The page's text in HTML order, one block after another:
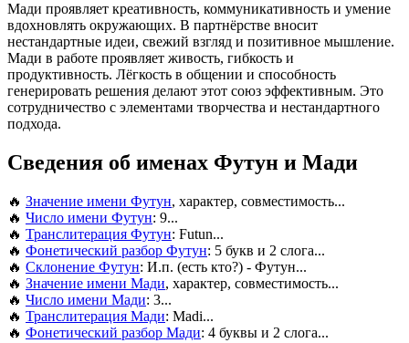
Мади проявляет креативность, коммуникативность и умение
вдохновлять окружающих. В партнёрстве вносит
нестандартные идеи, свежий взгляд и позитивное мышление.
Мади в работе проявляет живость, гибкость и
продуктивность. Лёгкость в общении и способность
генерировать решения делают этот союз эффективным. Это
сотрудничество с элементами творчества и нестандартного
подхода.
Сведения об именах Футун и Мади
🔥 Значение имени Футун, характер, совместимость...
🔥 Число имени Футун: 9...
🔥 Транслитерация Футун: Futun...
🔥 Фонетический разбор Футун: 5 букв и 2 слога...
🔥 Склонение Футун: И.п. (есть кто?) - Футун...
🔥 Значение имени Мади, характер, совместимость...
🔥 Число имени Мади: 3...
🔥 Транслитерация Мади: Madi...
🔥 Фонетический разбор Мади: 4 буквы и 2 слога...